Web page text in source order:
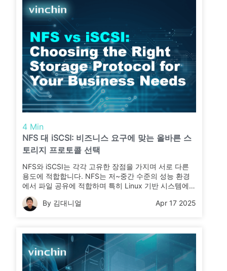
4 Min
NFS 대 iSCSI: 비즈니스 요구에 맞는 올바른 스
토리지 프로토콜 선택
NFS와 iSCSI는 각각 고유한 장점을 가지며 서로 다른
용도에 적합합니다. NFS는 저~중간 수준의 성능 환경
에서 파일 공유에 적합하며 특히 Linux 기반 시스템에
서 설정이 용이합니다. 반면 iSCSI는 더 뛰어난 성능을
제공하며 가상화 및 데이터베이스와 같은 고처리량, 저
하면 시스템의 최적 성능과 신뢰성을 확보할 수 있습니
다.
By 김대니얼 Apr 17 2025